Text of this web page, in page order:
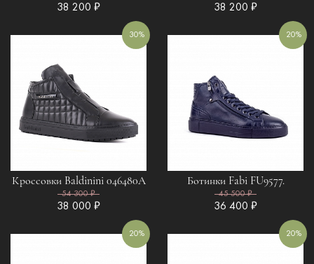
38 200 ₽ 38 200 ₽
30%
Кроссовки Baldinini 046480A
54 300 ₽
38 000 ₽
20%
Ботинки Fabi FU9577.
45 500 ₽
36 400 ₽
20% 20%